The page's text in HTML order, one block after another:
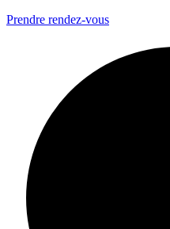
Prendre rendez-vous